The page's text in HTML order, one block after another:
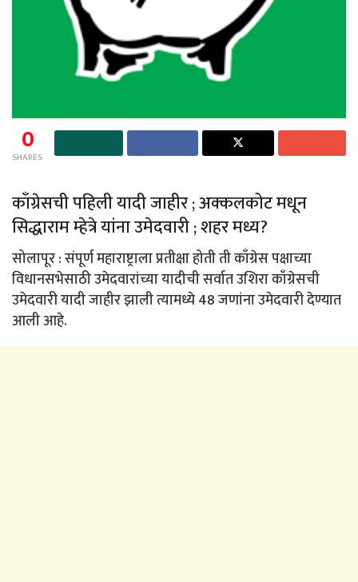
0
SHARES
काँग्रेसची पहिली यादी जाहीर ; अक्कलकोट मधून
सिद्धाराम म्हेत्रे यांना उमेदवारी ; शहर मध्य?
सोलापूर : संपूर्ण महाराष्ट्राला प्रतीक्षा होती ती काँग्रेस पक्षाच्या
विधानसभेसाठी उमेदवारांच्या यादीची सर्वात उशिरा काँग्रेसची
उमेदवारी यादी जाहीर झाली त्यामध्ये 48 जणांना उमेदवारी देण्यात
आली आहे.